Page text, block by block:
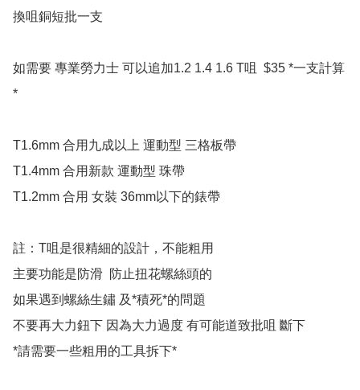
換咀銅短批一支
如需要 專業勞力士 可以追加1.2 1.4 1.6 T咀  $35 *一支計算
*
T1.6mm 合用九成以上 運動型 三格板帶
T1.4mm 合用新款 運動型 珠帶
T1.2mm 合用 女裝 36mm以下的錶帶
註：T咀是很精細的設計，不能粗用
主要功能是防滑  防止扭花螺絲頭的
如果遇到螺絲生鏽 及*積死*的問題
不要再大力鈕下 因為大力過度 有可能道致批咀 斷下
*請需要一些粗用的工具拆下*